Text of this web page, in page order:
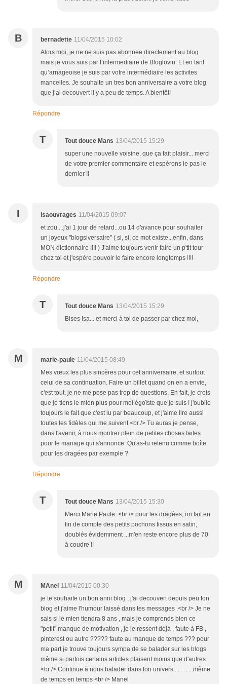
B bernadette 11/04/2015 10:02
Alors moi, je ne ne suis pas abonnee directement au blog
mais je vous suis par l’intermediaire de Bloglovin. Et en tant
qu’arnageoise je suis par votre intermédiaire les activites
mancelles. Je souhaite un tres bon anniversaire a votre blog
que j’ai decouvert il y a peu de temps. A bientôt!
Répondre
T Tout douce Mans 13/04/2015 15:29
super une nouvelle voisine, que ça fait plaisir... merci
de votre premier commentaire et espérons le pas le
dernier !!
I isaouvrages 11/04/2015 09:07
et zou....j'ai 1 jour de retard...ou 14 d'avance pour souhaiter
un joyeux "blogsiversaire" ( si, si, ce mot existe...enfin, dans
MON dictionnaire !!!! ) J'aime toujours venir faire un p'tit tour
chez toi et j'espère pouvoir le faire encore longtemps !!!!
Répondre
T Tout douce Mans 13/04/2015 15:29
Bises Isa... et merci à toi de passer par chez moi,
M marie-paule 11/04/2015 08:49
Mes vœux les plus sincères pour cet anniversaire, et surtout
celui de sa continuation. Faire un billet quand on en a envie,
c'est tout, je ne me pose pas trop de questions. En fait, je crois
que je tiens le mien plus pour moi égoïste que je suis ! j'oublie
toujours le fait que c'est lu par beaucoup, et j'aime lire aussi
toutes les fidèles qui me suivent.<br /> Tu auras je pense,
dans l'avenir, à nous montrer plein de petites choses faites
pour le mariage qui s'annonce. Qu'as-tu retenu comme boîte
pour les dragées par exemple ?
Répondre
T Tout douce Mans 13/04/2015 15:30
Merci Marie Paule. <br /> pour les dragées, on fait en
fin de compte des petits pochons tissus en satin,
doublés évidemment ...m'en reste encore plus de 70
à coudre !!
M MAnel 11/04/2015 00:30
je te souhaite un bon anni blog , j'ai decouvert depuis peu ton
blog et j'aime l'humour laissé dans tes messages .<br /> Je ne
sais si le mien tiendra 8 ans , mais je comprends bien ce
"petit" manque de motivation , je le ressent déjà , faute à FB ,
pinterest ou autre ????? faute au manque de temps ??? pour
ma part je trouve toujours sympa de se balader sur les blogs
même si parfois certains articles plaisent moins que d'autres
<br /> Continue à nous balader dans ton univers ............même
de temps en temps <br /> Manel